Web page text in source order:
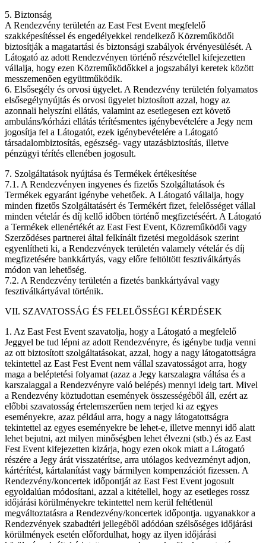
5. Biztonság
A Rendezvény területén az East Fest Event megfelelő
szakképesítéssel és engedélyekkel rendelkező Közreműködői
biztosítják a magatartási és biztonsági szabályok érvényesülését. A
Látogató az adott Rendezvényen történő részvétellel kifejezetten
vállalja, hogy ezen Közreműködőkkel a jogszabályi keretek között
messzemenően együttműködik.
6. Elsősegély és orvosi ügyelet. A Rendezvény területén folyamatos
elsősegélynyújtás és orvosi ügyelet biztosított azzal, hogy az
azonnali helyszíni ellátás, valamint az esetlegesen ezt követő
ambuláns/kórházi ellátás térítésmentes igénybevételére a Jegy nem
jogosítja fel a Látogatót, ezek igénybevételére a Látogató
társadalombiztosítás, egészség- vagy utazásbiztosítás, illetve
pénzügyi térítés ellenében jogosult.
7. Szolgáltatások nyújtása és Termékek értékesítése
7.1. A Rendezvényen ingyenes és fizetős Szolgáltatások és
Termékek egyaránt igénybe vehetőek. A Látogató vállalja, hogy
minden fizetős Szolgáltatásért és Termékért fizet, felelősséget vállal
minden vételár és díj kellő időben történő megfizetéséért. A Látogató
a Termékek ellenértékét az East Fest Event, Közreműködői vagy
Szerződéses partnerei által felkínált fizetési megoldások szerint
egyenlítheti ki, a Rendezvények területén valamely vételár és díj
megfizetésére bankkártyás, vagy előre feltöltött fesztiválkártyás
módon van lehetőség.
7.2. A Rendezvény területén a fizetés bankkártyával vagy
fesztiválkártyával történik.
VII. SZAVATOSSÁG ÉS FELELŐSSÉGI KÉRDÉSEK
1. Az East Fest Event szavatolja, hogy a Látogató a megfelelő
Jeggyel be tud lépni az adott Rendezvényre, és igénybe tudja venni
az ott biztosított szolgáltatásokat, azzal, hogy a nagy látogatottságra
tekintettel az East Fest Event nem vállal szavatosságot arra, hogy
maga a beléptetési folyamat (azaz a Jegy karszalagra váltása és a
karszalaggal a Rendezvényre való belépés) mennyi ideig tart. Mivel
a Rendezvény köztudottan események összességéből áll, ezért az
előbbi szavatosság értelemszerűen nem terjed ki az egyes
eseményekre, azaz például arra, hogy a nagy látogatottságra
tekintettel az egyes eseményekre be lehet-e, illetve mennyi idő alatt
lehet bejutni, azt milyen minőségben lehet élvezni (stb.) és az East
Fest Event kifejezetten kizárja, hogy ezen okok miatt a Látogató
részére a Jegy árát visszatérítse, arra utólagos kedvezményt adjon,
kártérítést, kártalanítást vagy bármilyen kompenzációt fizessen. A
Rendezvény/koncertek időpontját az East Fest Event jogosult
egyoldalúan módosítani, azzal a kitétellel, hogy az esetleges rossz
időjárási körülményekre tekintettel nem kerül feltétlenül
megváltoztatásra a Rendezvény/koncertek időpontja. ugyanakkor a
Rendezvények szabadtéri jellegéből adódóan szélsőséges időjárási
körülmények esetén előfordulhat, hogy az ilyen időjárási